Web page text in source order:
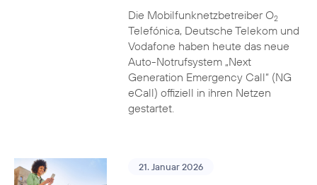
Die Mobilfunknetzbetreiber O2
Telefónica, Deutsche Telekom und
Vodafone haben heute das neue
Auto-Notrufsystem „Next
Generation Emergency Call“ (NG
eCall) offiziell in ihren Netzen
gestartet.
21. Januar 2026